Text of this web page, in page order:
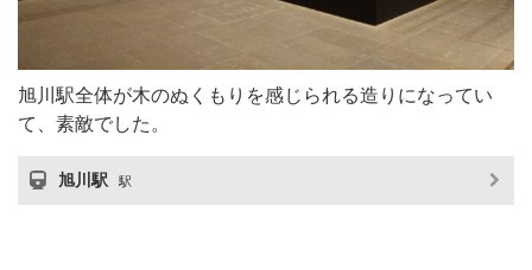
旭川駅全体が木のぬくもりを感じられる造りになってい
て、素敵でした。
旭川駅 駅